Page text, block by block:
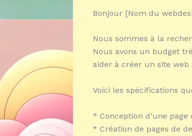
Bonjour [Nom du
Nous sommes à la
Nous avons un budget
aider à créer un site
Voici les spécifications
* Conception d’une
* Création de pages de